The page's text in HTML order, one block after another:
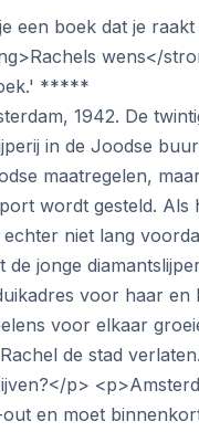
een boek dat je raakt
wens</
*****
1942. De
in de Joodse
maatregelen,
wordt gesteld. Als
niet lang
jonge
voor haar en
voor elkaar
de stad
p>
en moet